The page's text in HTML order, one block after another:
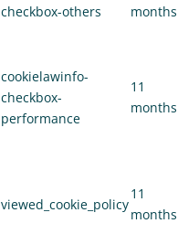
checkbox-others
months
cookielawinfo-
checkbox-
performance
11
months
viewed_cookie_policy
11
months